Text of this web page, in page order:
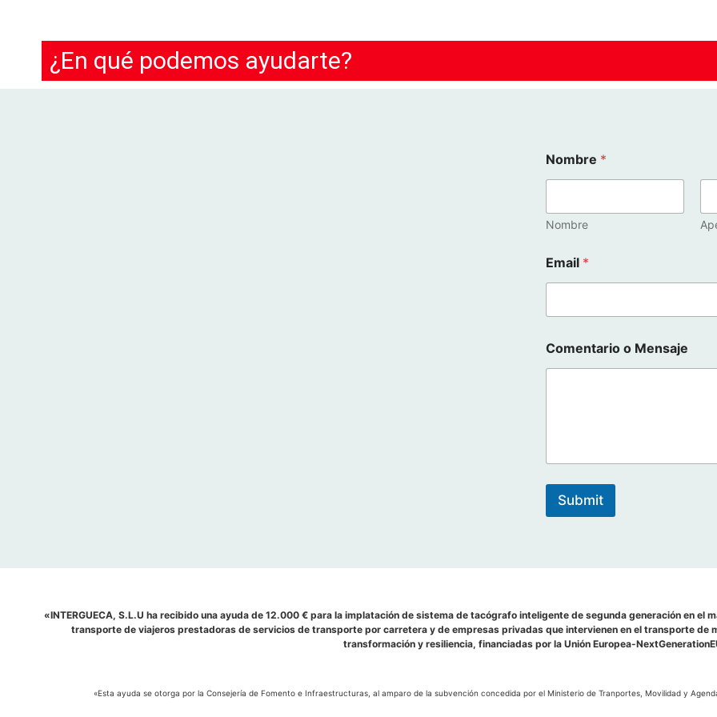
¿En qué podemos ayudarte?
e
n
a
j
*
E
m
i
Nombre *
Nombre
Email *
Comentario o Mensaje
Submit
«INTERGUECA, S.L.U ha recibido una ayuda de 12.000 € para la implatación de sistema de tacógrafo inteligente de segunda generación en el
transporte de viajeros prestadoras de servicios de transporte por carretera y de empresas privadas que intervienen en el transporte de
transformación y resiliencia, financiadas por la Unión Europea-
«Esta ayuda se otorga por la Consejería de Fomento e Infraestructuras, al amparo de la subvención concedida por el Ministerio de Tranportes, Movilidad y